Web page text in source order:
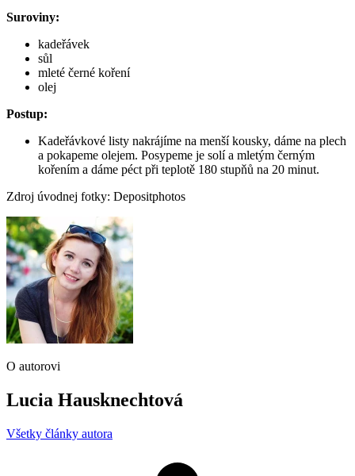
Suroviny:
kadeřávek
sůl
mleté černé koření
olej
Postup:
Kadeřávkové listy nakrájíme na menší kousky, dáme na plech
a pokapeme olejem. Posypeme je solí a mletým černým
kořením a dáme péct při teplotě 180 stupňů na 20 minut.
Zdroj úvodnej fotky: Depositphotos
O autorovi
Lucia Hausknechtová
Všetky články autora